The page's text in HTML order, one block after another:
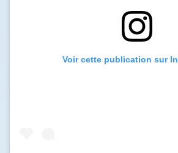
Voir cette publication sur